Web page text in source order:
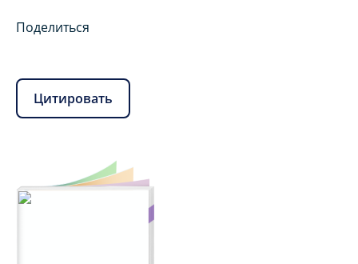
Поделиться
Цитировать